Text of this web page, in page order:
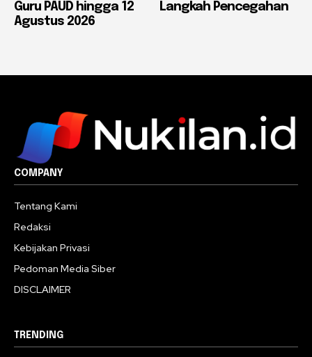
Guru PAUD hingga 12
Agustus 2026
Langkah Pencegahan
COMPANY
Tentang Kami
Redaksi
Kebijakan Privasi
Pedoman Media Siber
DISCLAIMER
TRENDING